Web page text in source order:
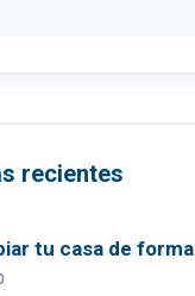
recientes
tu casa de forma